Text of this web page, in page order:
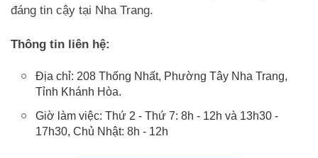
đáng tin cậy tại Nha Trang.
Thông tin liên hệ:
Địa chỉ: 208 Thống Nhất, Phường Tây Nha Trang,
Tỉnh Khánh Hòa.
Giờ làm việc: Thứ 2 - Thứ 7: 8h - 12h và 13h30 -
17h30, Chủ Nhật: 8h - 12h